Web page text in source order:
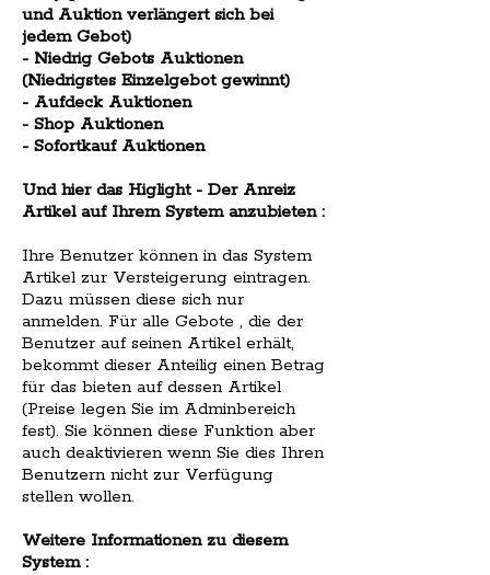
und Auktion verlängert sich bei
jedem Gebot)
- Niedrig Gebots Auktionen
(Niedrigstes Einzelgebot gewinnt)
- Aufdeck Auktionen
- Shop Auktionen
- Sofortkauf Auktionen
Und hier das Higlight - Der Anreiz
Artikel auf Ihrem System anzubieten :
Ihre Benutzer können in das System
Artikel zur Versteigerung eintragen.
Dazu müssen diese sich nur
anmelden. Für alle Gebote , die der
Benutzer auf seinen Artikel erhält,
bekommt dieser Anteilig einen Betrag
für das bieten auf dessen Artikel
(Preise legen Sie im Adminbereich
fest). Sie können diese Funktion aber
auch deaktivieren wenn Sie dies Ihren
Benutzern nicht zur Verfügung
stellen wollen.
Weitere Informationen zu diesem
System :